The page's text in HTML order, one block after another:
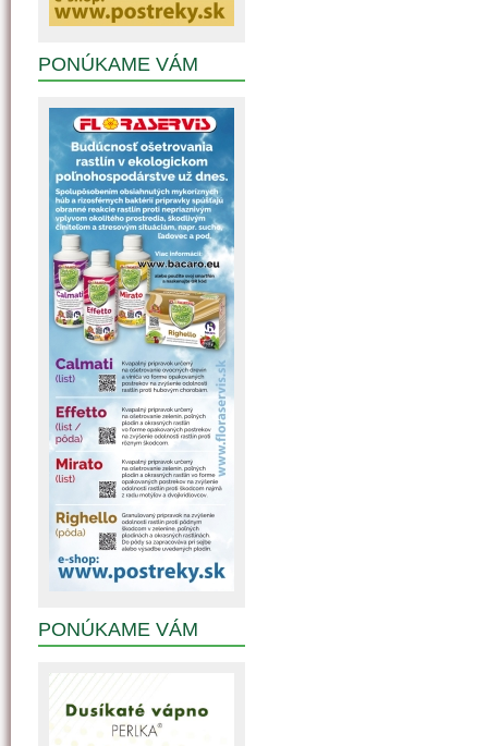
PONÚKAME VÁM
PONÚKAME VÁM